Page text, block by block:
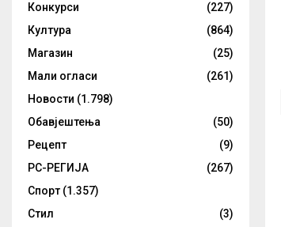
Конкурси
(227)
Култура
(864)
Магазин
(25)
Мали огласи
(261)
Новости (1.798)
Обавјештења
(50)
Рецепт
(9)
РС-РЕГИЈА
(267)
Спорт (1.357)
Стил
(3)